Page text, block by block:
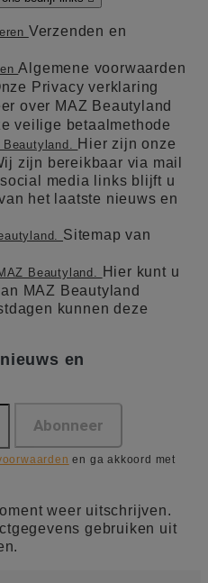
Verzenden en
Algemene voorwaarden
Privacy verklaring
over MAZ Beautyland
veilige betaalmethode
Hier zijn onze
zijn bereikbaar via mail
media links blijft u
het laatste nieuws en
Sitemap van
Beautyland.
Hier kunt u
MAZ Beautyland
kunnen deze
en
en ga akkoord met
weer uitschrijven.
gebruiken uit